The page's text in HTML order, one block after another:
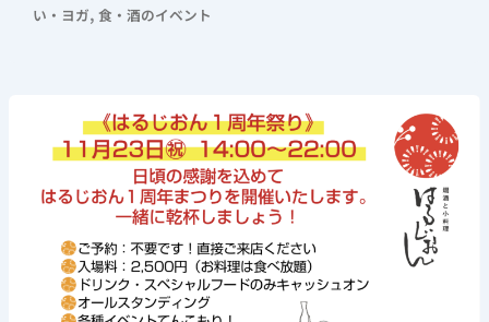
い・ヨガ, 食・酒のイベント
お
ん